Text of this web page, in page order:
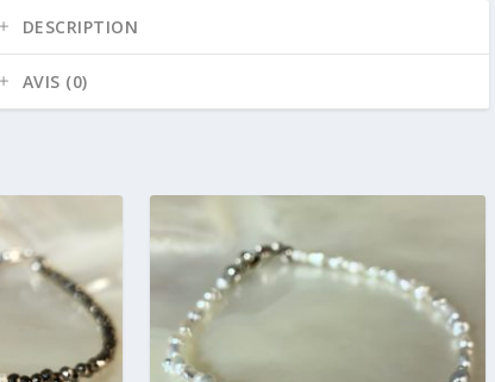
DESCRIPTION
AVIS (0)